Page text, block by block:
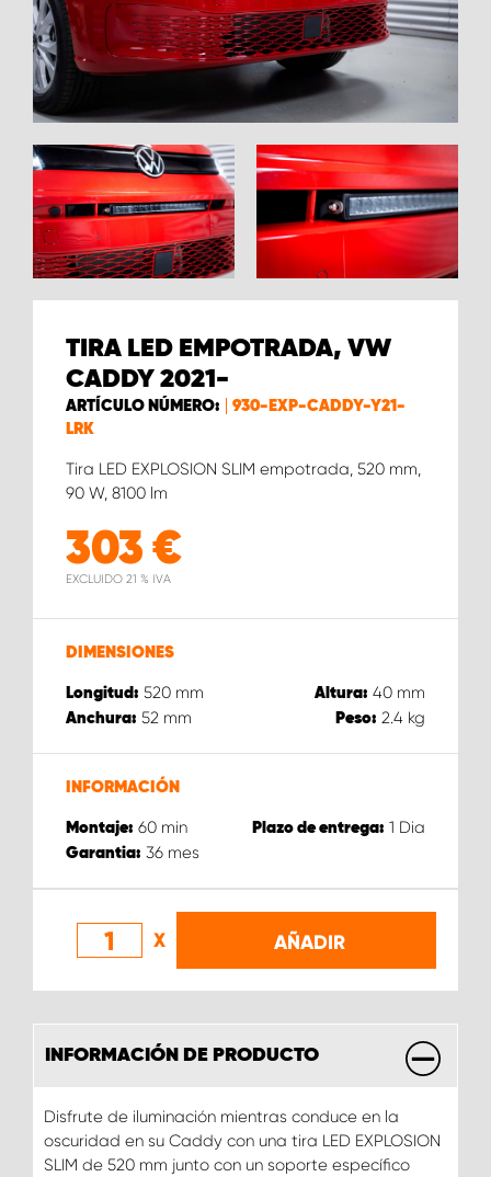
TIRA LED EMPOTRADA, VW
CADDY 2021-
ARTÍCULO NÚMERO:
930-EXP-CADDY-Y21-
LRK
Tira LED EXPLOSION SLIM empotrada, 520 mm,
90 W, 8100 lm
303 €
EXCLUIDO 21 % IVA
DIMENSIONES
Longitud: 520 mm Altura: 40 mm
Anchura: 52 mm Peso: 2.4 kg
INFORMACIÓN
Montaje: 60 min Plazo de entrega: 1 Dia
Garantia: 36 mes
X AÑADIR
INFORMACIÓN DE PRODUCTO
Disfrute de iluminación mientras conduce en la
oscuridad en su Caddy con una tira LED EXPLOSION
SLIM de 520 mm junto con un soporte específico